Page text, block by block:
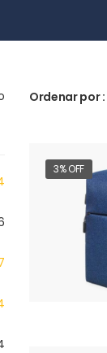
Ordenar por :
3% OFF